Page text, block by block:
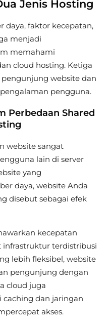
Jenis Hosting
daya, faktor kecepatan,
menjadi
memahami
cloud hosting. Ketiga
website dan
pengguna.
Perbedaan Shared
website sangat
lain di server
yang
daya, website Anda
disebut sebagai efek
kecepatan
infrastruktur terdistribusi
lebih fleksibel, website
pengunjung dengan
cloud juga
dan jaringan
akses.